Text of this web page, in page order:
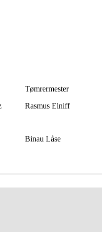
Tømrermester
Rasmus Elniff
Binau Låse